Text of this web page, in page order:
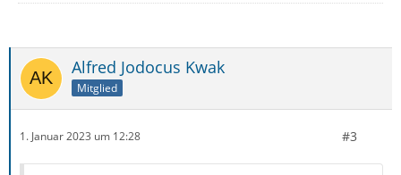
Alfred Jodocus Kwak
Mitglied
1. Januar 2023 um 12:28 #3